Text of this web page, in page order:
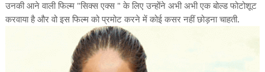
उनकी आने वाली फिल्म"सिक्स एक्स" के लिए उन्होंने अभी अभी एक बोल्ड फोटोशूट
करवाया है और वो इस फिल्म को प्रमोट करने में कोई कसर नहीं छोड़ना चाहती.